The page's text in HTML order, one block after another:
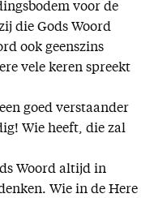
voor de
die Gods Woord
ook geenszins
vele keren spreekt
goed verstaander
Wie heeft, die zal
Woord altijd in
Wie in de Here